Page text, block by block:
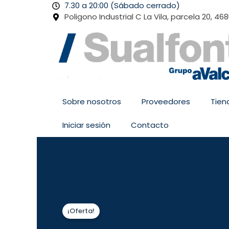
7.30 a 20:00 (Sábado cerrado)
Poligono Industrial C La Vila, parcela 20,
Sobre nosotros Proveedores
Iniciar sesión Contacto
¡Oferta!